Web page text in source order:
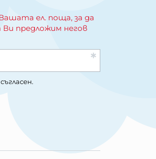
ел. поща, за да
предложим негов